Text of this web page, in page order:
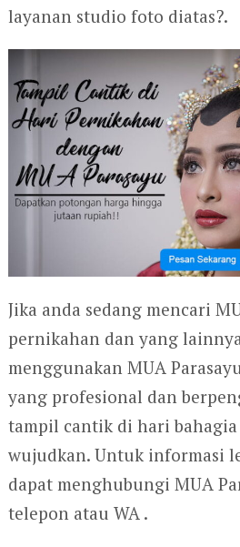
layanan studio foto diatas?.
Jika anda sedang mencari
pernikahan dan yang
menggunakan MUA
yang profesional dan
tampil cantik di hari
wujudkan. Untuk informasi
dapat menghubungi MUA
telepon atau WA .